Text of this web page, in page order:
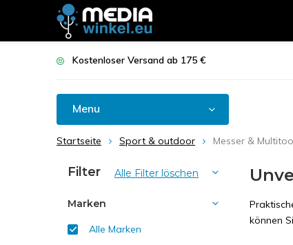
Kostenloser Versand ab 175 €
Menu
Startseite Sport & outdoor Messer &
können
Filter Alle Filter löschen
Marken
Alle Marken